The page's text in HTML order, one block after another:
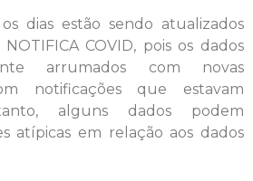
dias estão sendo atualizados
COVID, pois os dados
arrumados com novas
notificações que estavam
alguns dados podem
atípicas em relação aos dados